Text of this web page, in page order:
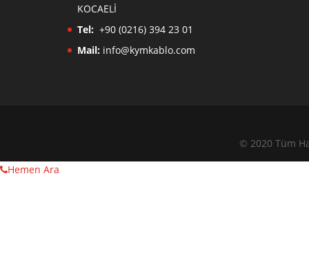
KOCAELİ
Tel: +90 (0216) 394 23 01
Mail: info@kymkablo.com
© 2020 Tüm
Hemen Ara